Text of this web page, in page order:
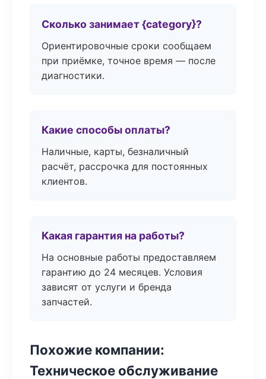
Сколько занимает {category}?
Ориентировочные сроки сообщаем
при приёмке, точное время — после
диагностики.
Какие способы оплаты?
Наличные, карты, безналичный
расчёт, рассрочка для постоянных
клиентов.
Какая гарантия на работы?
На основные работы предоставляем
гарантию до 24 месяцев. Условия
зависят от услуги и бренда
запчастей.
Похожие компании:
Техническое обслуживание